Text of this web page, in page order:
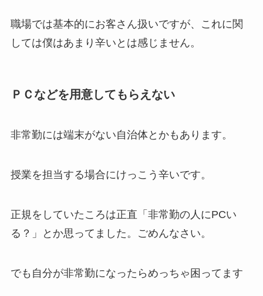
職場では基本的にお客さん扱いですが、これに関
しては僕はあまり辛いとは感じません。
ＰＣなどを用意してもらえない
非常勤には端末がない自治体とかもあります。
授業を担当する場合にけっこう辛いです。
正規をしていたころは正直「非常勤の人にPCい
る？」とか思ってました。ごめんなさい。
でも自分が非常勤になったらめっちゃ困ってます